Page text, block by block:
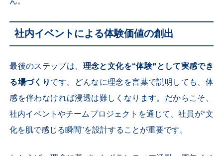
社内イベントによる体験価値の創出
最後のステップは、 理念と文化を“体験”として実感でき
る場づくりです。どんなに理念を言葉で説明しても、体
感を伴わなければ浸透は難しくなります。だからこそ、
社内イベントやチームプロジェクトを通じて、社員が“文
化を肌で感じる瞬間”を設計することが重要です。